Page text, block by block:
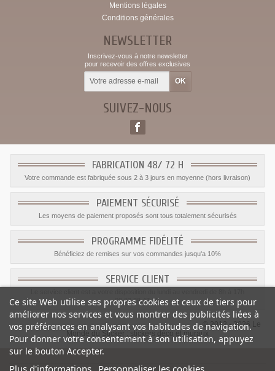
Mentions légales
Conditions générales
NEWSLETTER
Inscrivez-vous à notre newsletter
pour recevoir des offres exclusives
SUIVEZ-NOUS
FABRICATION 48/ 72 H
Votre commande est fabriquée sous 2 à 3 jours en moyenne (hors livraison)
PAIEMENT SÉCURISÉ
Les moyens de paiement proposés sont tous totalement sécurisés
PROGRAMME FIDÉLITÉ
Bénéficiez de remises sur vos commandes jusqu'a 10%
SERVICE CLIENT
09.82.28.47.69.
© 2012 - 2026 Le
Monde du Sticker :
stickers déco et muraux
Ce site Web utilise ses propres cookies et ceux de tiers pour
améliorer nos services et vous montrer des publicités liées à
vos préférences en analysant vos habitudes de navigation.
Pour donner votre consentement à son utilisation, appuyez
sur le bouton Accepter.
Plus d'informations Personnaliser les cookies